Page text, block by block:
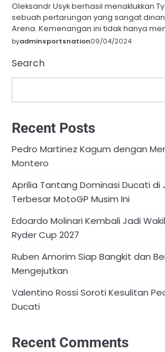
Oleksandr Usyk berhasil menaklukkan
sebuah pertarungan yang sangat
Arena. Kemenangan ini tidak hanya
byadminsportsnation09/04/2024
Search
Recent Posts
Pedro Martinez Kagum dengan
Montero
Aprilia Tantang Dominasi Ducati di
Terbesar MotoGP Musim Ini
Edoardo Molinari Kembali Jadi
Ryder Cup 2027
Ruben Amorim Siap Bangkit dan
Mengejutkan
Valentino Rossi Soroti Kesulitan
Ducati
Recent Comments